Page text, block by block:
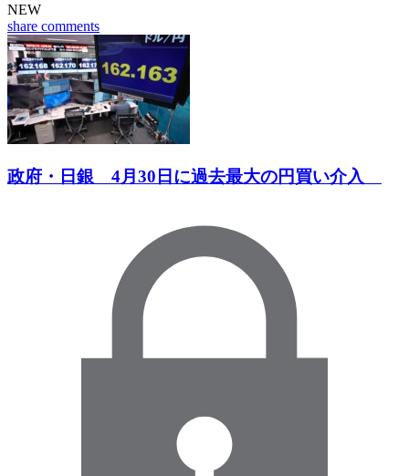
NEW
share comments
政府・日銀 4月30日に過去最大の円買い介入